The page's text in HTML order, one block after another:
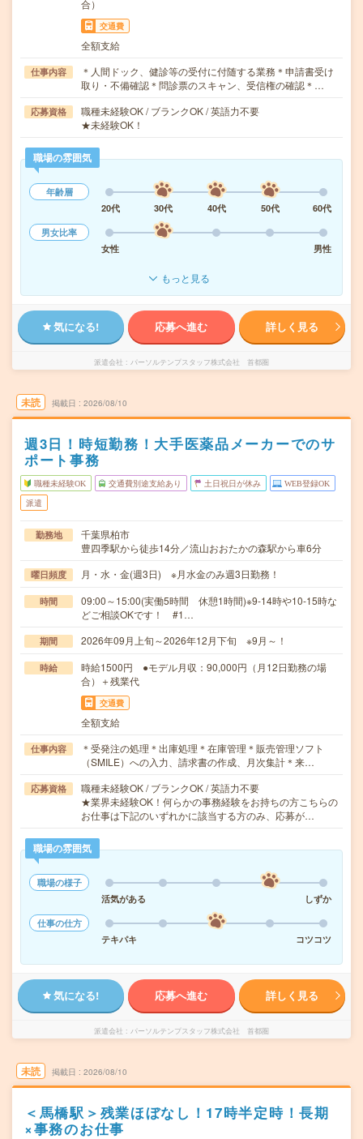
合）
交通費
全額支給
仕事内容
＊人間ドック、健診等の受付に付随する業務＊申請書受け
取り・不備確認＊問診票のスキャン、受信権の確認＊…
応募資格
職種未経験OK / ブランクOK / 英語力不要
★未経験OK！
職場の雰囲気
年齢層
20代
30代 40代 50代
60代
男女比率
女性
男性
もっと見る
気になる! 応募へ進む 詳しく見る
派遣会社 パーソルテンプスタッフ株式会社 首都圏
未読 掲載日 2026/08/10
週3日！時短勤務！大手医薬品メーカーでのサ
ポート事務
職種未経験OK 交通費別途支給あり 土日祝日が休み WEB登録OK
派遣
勤務地
千葉県柏市
豊四季駅から徒歩14分／流山おおたかの森駅から車6分
曜日頻度 月・水・金(週3日) ※月水金のみ週3日勤務！
時間
09:00～15:00(実働5時間 休憩1時間)※9-14時や10-15時な
どご相談OKです！ #1…
期間 2026年09月上旬～2026年12月下旬 ※9月～！
時給
時給1500円 ●モデル月収：90,000円（月12日勤務の場
合）＋残業代
交通費
全額支給
仕事内容
＊受発注の処理＊出庫処理＊在庫管理＊販売管理ソフト
（SMILE）への入力、請求書の作成、月次集計＊来…
応募資格
職種未経験OK / ブランクOK / 英語力不要
★業界未経験OK！何らかの事務経験をお持ちの方こちらの
お仕事は下記のいずれかに該当する方のみ、応募が…
職場の雰囲気
職場の様子
活気がある
しずか
仕事の仕方
テキパキ
コツコツ
気になる! 応募へ進む 詳しく見る
派遣会社 パーソルテンプスタッフ株式会社 首都圏
未読 掲載日 2026/08/10
＜馬橋駅＞残業ほぼなし！17時半定時！長期
×事務のお仕事